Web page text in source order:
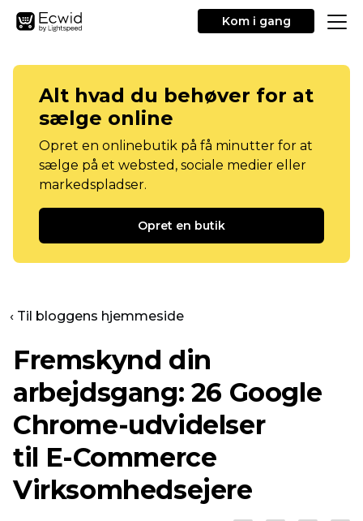
Kom i gang
Alt hvad du behøver for at
sælge online
Opret en onlinebutik på få minutter for at
sælge på et websted, sociale medier eller
markedspladser.
Opret en butik
‹ Til bloggens hjemmeside
Fremskynd din
arbejdsgang: 26 Google
Chrome-udvidelser
til E-Commerce
Virksomhedsejere